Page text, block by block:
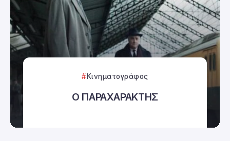
Κινηματογράφος
Ο ΠΑΡΑΧΑΡΑΚΤΗΣ